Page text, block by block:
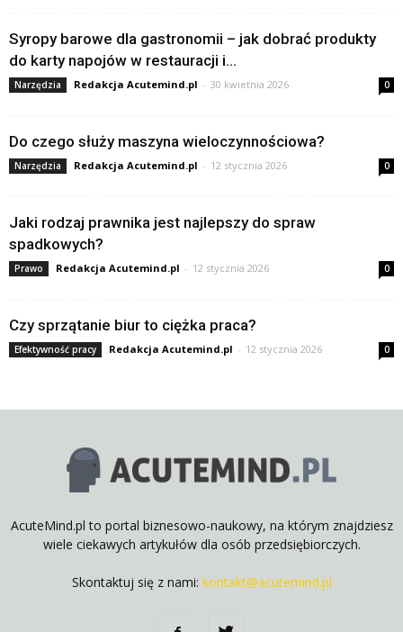
Syropy barowe dla gastronomii – jak dobrać produkty
do karty napojów w restauracji i...
Narzędzia Redakcja Acutemind.pl - 30 kwietnia 2026 0
Do czego służy maszyna wieloczynnościowa?
Narzędzia Redakcja Acutemind.pl - 12 stycznia 2026 0
Jaki rodzaj prawnika jest najlepszy do spraw
spadkowych?
Prawo Redakcja Acutemind.pl - 12 stycznia 2026 0
Czy sprzątanie biur to ciężka praca?
Efektywność pracy Redakcja Acutemind.pl - 12 stycznia 2026 0
AcuteMind.pl to portal biznesowo-naukowy, na którym znajdziesz
wiele ciekawych artykułów dla osób przedsiębiorczych.
Skontaktuj się z nami: kontakt@acutemind.pl